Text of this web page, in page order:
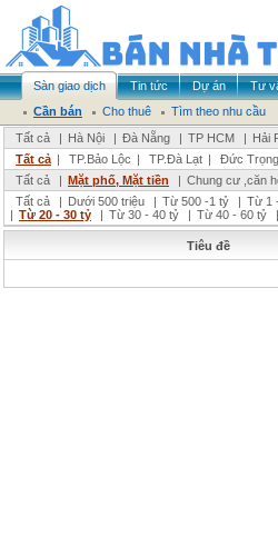
Sàn giao dịch Tin tức Dự án Tư
Cần bán
Cho thuê
Tìm theo nhu cầu
Tất cả
| Hà Nội | Đà Nẵng | TP HCM | Hải
Tất cả | TP.Bảo Lộc | TP.Đà Lạt | Đức Trọng
Tất cả
| Mặt phố, Mặt tiền | Chung cư ,căn
Tất cả
| Dưới 500 triệu | Từ 500 -1 tỷ | Từ 1
| Từ 20 - 30 tỷ | Từ 30 - 40 tỷ | Từ 40 - 60 tỷ |
Tiêu đề